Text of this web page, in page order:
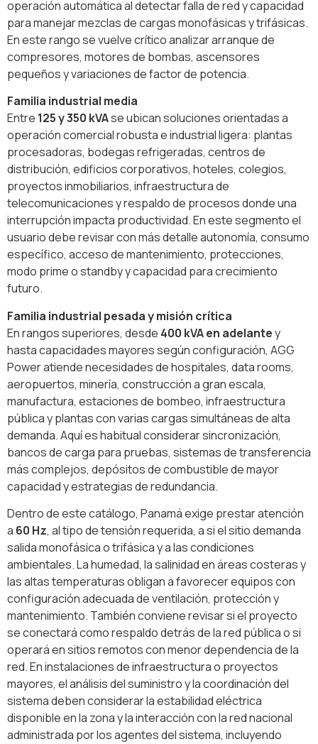
operación automática al detectar falla de red y capacidad
para manejar mezclas de cargas monofásicas y trifásicas.
En este rango se vuelve crítico analizar arranque de
compresores, motores de bombas, ascensores
pequeños y variaciones de factor de potencia.
Familia industrial media
Entre 125 y 350 kVAse ubican soluciones orientadas a
operación comercial robusta e industrial ligera: plantas
procesadoras, bodegas refrigeradas, centros de
distribución, edificios corporativos, hoteles, colegios,
proyectos inmobiliarios, infraestructura de
telecomunicaciones y respaldo de procesos donde una
interrupción impacta productividad. En este segmento el
usuario debe revisar con más detalle autonomía, consumo
específico, acceso de mantenimiento, protecciones,
modo prime o standby y capacidad para crecimiento
futuro.
Familia industrial pesada y misión crítica
En rangos superiores, desde 400 kVA en adelantey
hasta capacidades mayores según configuración, AGG
Power atiende necesidades de hospitales, data rooms,
aeropuertos, minería, construcción a gran escala,
manufactura, estaciones de bombeo, infraestructura
pública y plantas con varias cargas simultáneas de alta
demanda. Aquí es habitual considerar sincronización,
bancos de carga para pruebas, sistemas de transferencia
más complejos, depósitos de combustible de mayor
capacidad y estrategias de redundancia.
Dentro de este catálogo, Panamá exige prestar atención
a 60 Hz, al tipo de tensión requerida, a si el sitio demanda
salida monofásica o trifásica y a las condiciones
ambientales. La humedad, la salinidad en áreas costeras y
las altas temperaturas obligan a favorecer equipos con
configuración adecuada de ventilación, protección y
mantenimiento. También conviene revisar si el proyecto
se conectará como respaldo detrás de la red pública o si
operará en sitios remotos con menor dependencia de la
red. En instalaciones de infraestructura o proyectos
mayores, el análisis del suministro y la coordinación del
sistema deben considerar la estabilidad eléctrica
disponible en la zona y la interacción con la red nacional
administrada por los agentes del sistema, incluyendo